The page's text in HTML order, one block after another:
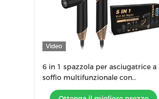
Video
6 in 1 spazzola per asciugatrice a
soffio multifunzionale con
diffusore e custodia in pelle